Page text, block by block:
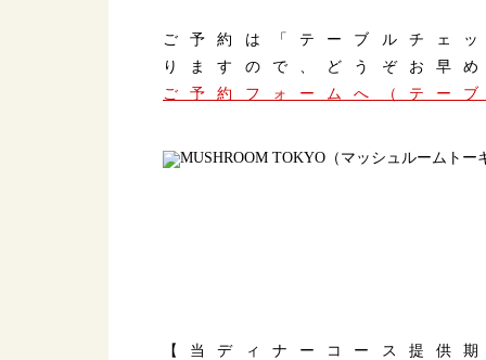
ご予約は「テーブルチェ
りますので、どうぞお早
ご予約フォームへ（テー
【当ディナーコース提